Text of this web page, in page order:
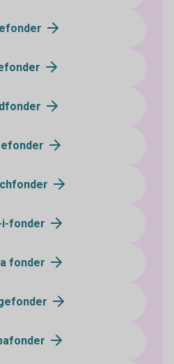
i-fonder
fonder